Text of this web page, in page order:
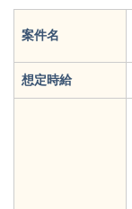
案件名
想定時給